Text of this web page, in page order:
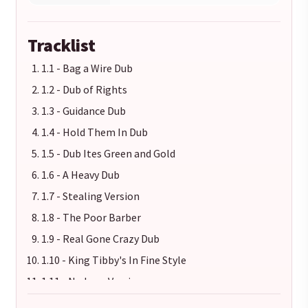
Tracklist
1.1 - Bag a Wire Dub
1.2 - Dub of Rights
1.3 - Guidance Dub
1.4 - Hold Them In Dub
1.5 - Dub Ites Green and Gold
1.6 - A Heavy Dub
1.7 - Stealing Version
1.8 - The Poor Barber
1.9 - Real Gone Crazy Dub
1.10 - King Tibby's In Fine Style
1.11 - No Love Version